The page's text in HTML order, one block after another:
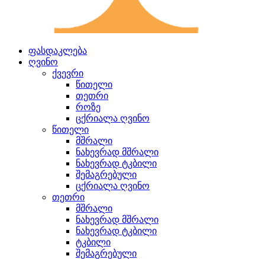
ფასდაკლება
ღვინო
ქვევრი
წითელი
თეთრი
როზე
ცქრიალა ღვინო
წითელი
მშრალი
ნახევრად მშრალი
ნახევრად ტკბილი
შემაგრებული
ცქრიალა ღვინო
თეთრი
მშრალი
ნახევრად მშრალი
ნახევრად ტკბილი
ტკბილი
შემაგრებული